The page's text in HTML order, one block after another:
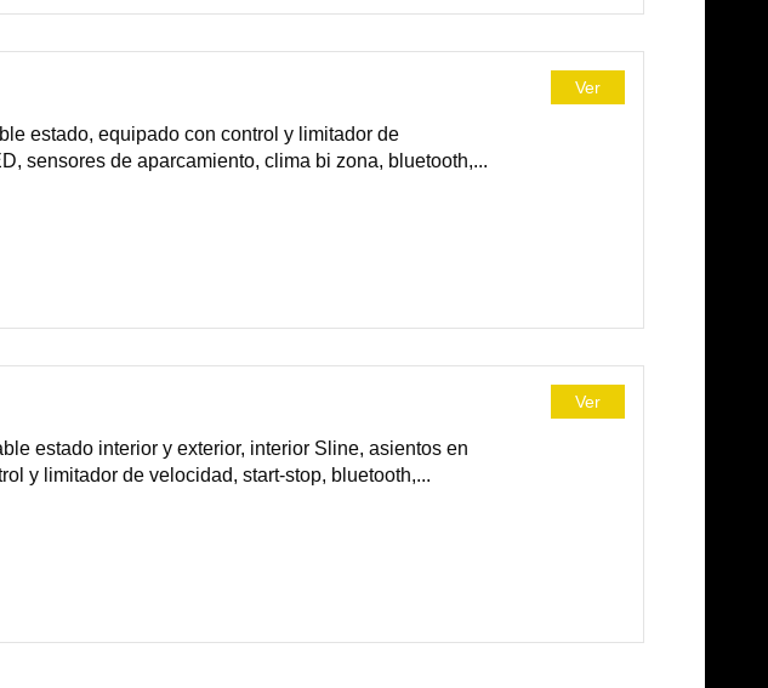
estado, equipado con control y limitador de
sensores de aparcamiento, clima bi zona, bluetooth,...
Ver
estado interior y exterior, interior Sline, asientos en
y limitador de velocidad, start-stop, bluetooth,...
Ver